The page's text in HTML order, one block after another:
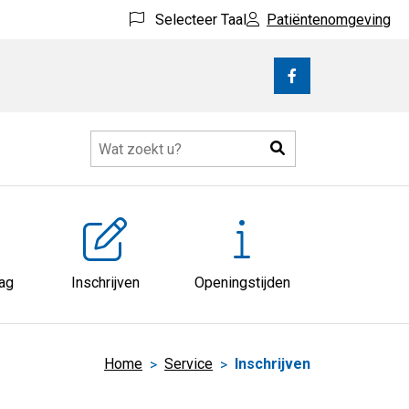
Selecteer Taal Patiëntenomgeving
Bezoek
facebook
Zoeken
Inschrijven Openingstijden
Home Service Inschrijven